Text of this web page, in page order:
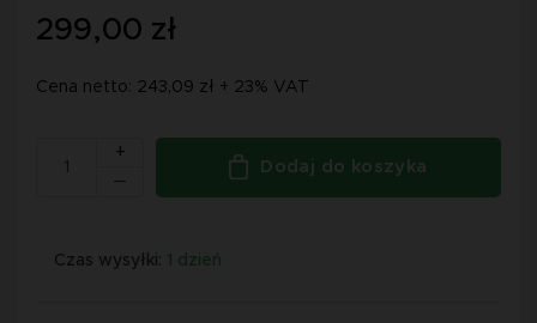
299,00 zł
Cena netto: 243,09 zł + 23% VAT
+
Dodaj do koszyka
Czas wysyłki: 1 dzień